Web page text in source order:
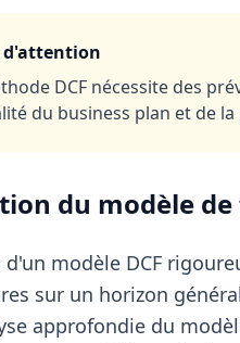
d'attention
DCF nécessite des
du business plan et de
du modèle
d'un modèle DCF
sur un horizon
approfondie du